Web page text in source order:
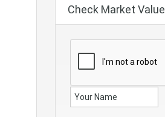
Check Market Value